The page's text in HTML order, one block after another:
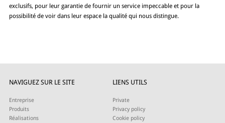
exclusifs, pour leur garantie de fournir un service impeccable et pour la
possibilité de voir dans leur espace la qualité qui nous distingue.
NAVIGUEZ SUR LE SITE
Entreprise
Produits
Réalisations
LIENS UTILS
Private
Privacy policy
Cookie policy